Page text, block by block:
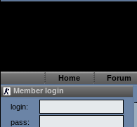
Home Forum
Member login
login:
pass: